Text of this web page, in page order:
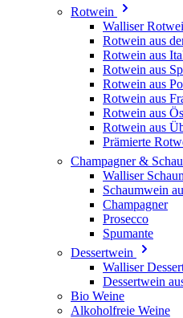
Rotwein
Walliser
Rotwein aus
Rotwein aus
Rotwein aus
Rotwein aus
Rotwein aus
Rotwein aus
Rotwein aus
Prämierte
Champagner &
Walliser
Schaumwein
Champagner
Prosecco
Spumante
Dessertwein
Walliser
Dessertwein
Bio Weine
Alkoholfreie Weine